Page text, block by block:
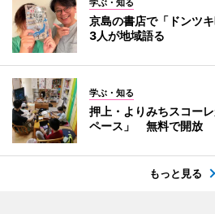
京島の書店で「ドンツ
3人が地域語る
学ぶ・知る
押上・よりみちスコー
ペース」 無料で開放
もっと見る